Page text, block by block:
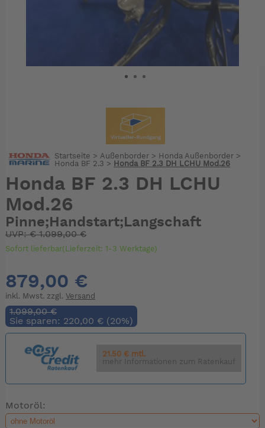
Startseite >Außenborder > Honda Außenborder >
Honda BF 2.3 > Honda BF 2.3 DH LCHU Mod.26
Honda BF 2.3 DH LCHU
Mod.26
Pinne;Handstart;Langschaft
UVP:€1.099,00 €
Sofort lieferbar(Lieferzeit: 1-3 Werktage)
879,00 €
inkl. Mwst. zzgl. Versand
1.099,00 €
Sie sparen: 220,00 € (20%)
21.50 € mtl.
mehr Informationen zum Ratenkauf
Motoröl: